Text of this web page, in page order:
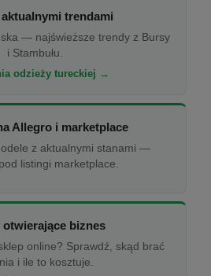
trendami
— najświeższe trendy z Bursy
i Stambułu.
odzieży tureckiej →
Allegro i marketplace
z aktualnymi stanami —
listingi marketplace.
otwierające biznes
online? Sprawdź, skąd brać
i ile to kosztuje.